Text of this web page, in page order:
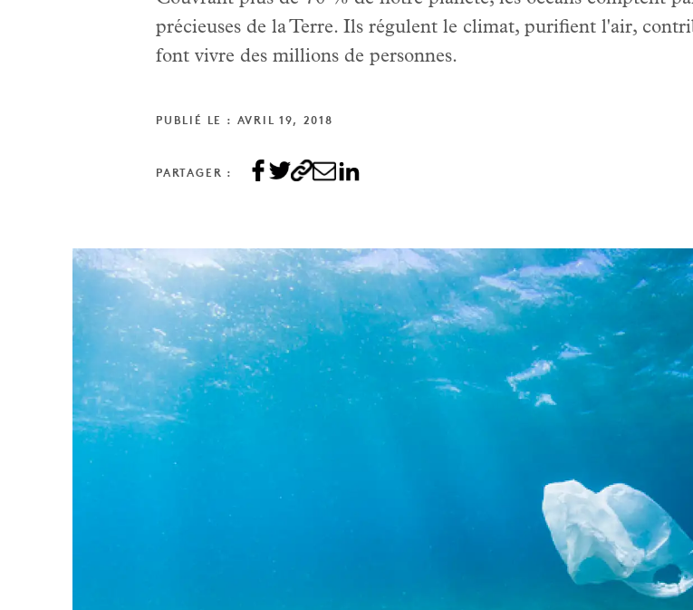
précieuses de la Terre. Ils régulent le climat, purifient l'air,
font vivre des millions de personnes.
PUBLIÉ LE : AVRIL 19, 2018
PARTAGER :